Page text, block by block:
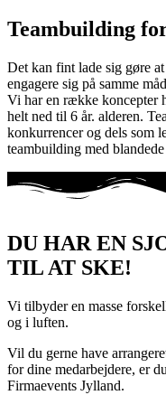
Teambuilding
Det kan fint lade sig gøre
engagere sig på samme
Vi har en række koncepter
helt ned til 6 år. alderen.
konkurrencer og dels som
teambuilding med
DU HAR EN
TIL AT SKE!
Vi tilbyder en masse
og i luften.
Vil du gerne have
for dine medarbejdere, er
Firmaevents Jylland.